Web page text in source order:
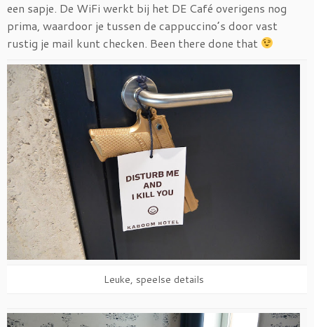
een sapje. De WiFi werkt bij het DE Café overigens nog
prima, waardoor je tussen de cappuccino’s door vast
rustig je mail kunt checken. Been there done that
Leuke, speelse details